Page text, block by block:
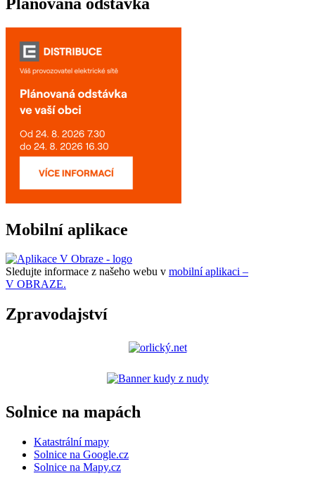
Mobilní aplikace
Sledujte informace z našeho webu v mobilní aplikaci –
V OBRAZE.
Zpravodajství
Solnice na mapách
Katastrální mapy
Solnice na Google.cz
Solnice na Mapy.cz